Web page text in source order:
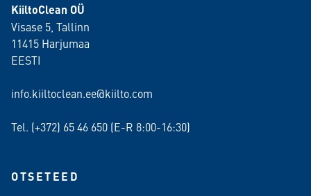
KiiltoClean OÜ
Visase 5, Tallinn
11415 Harjumaa
EESTI
info.kiiltoclean.ee@kiilto.com
Tel. (+372) 65 46 650 (E-R 8:00-16:30)
OTSETEED